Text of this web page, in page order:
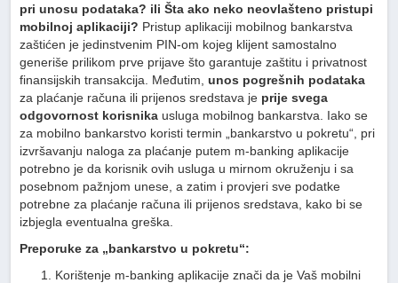
pri unosu podataka? ili Šta ako neko neovlašteno pristupi
mobilnoj aplikaciji? Pristup aplikaciji mobilnog bankarstva
zaštićen je jedinstvenim PIN-om kojeg klijent samostalno
generiše prilikom prve prijave što garantuje zaštitu i privatnost
finansijskih transakcija. Međutim,unos pogrešnih podataka
za plaćanje računa ili prijenos sredstava je prije svega
odgovornost korisnika usluga mobilnog bankarstva. Iako se
za mobilno bankarstvo koristi termin „bankarstvo u pokretu“, pri
izvršavanju naloga za plaćanje putem m-banking aplikacije
potrebno je da korisnik ovih usluga u mirnom okruženju i sa
posebnom pažnjom unese, a zatim i provjeri sve podatke
potrebne za plaćanje računa ili prijenos sredstava, kako bi se
izbjegla eventualna greška.
Preporuke za „bankarstvo u pokretu“:
Korištenje m-banking aplikacije znači da je Vaš mobilni